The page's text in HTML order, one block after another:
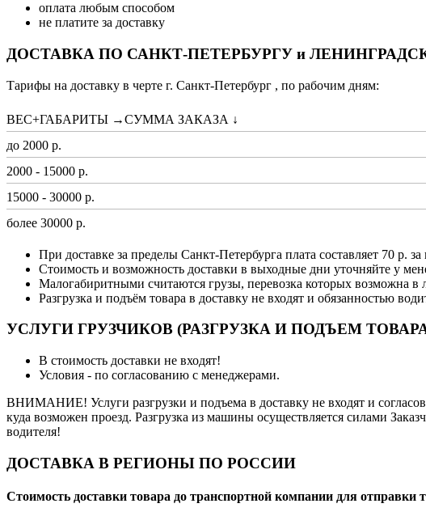
оплата любым способом
не платите за доставку
ДОСТАВКА ПО САНКТ-ПЕТЕРБУРГУ и
Тарифы на доставку в черте г. Санкт-Петербург , по рабочим дням:
ВЕС+ГАБАРИТЫ →СУММА ЗАКАЗА ↓
до 2000 р.
2000 - 15000 р.
15000 - 30000 р.
более 30000 р.
При доставке за пределы Санкт-Петербурга плата составляет 70 р.
Стоимость и возможность доставки в выходные дни уточняйте у
Малогабиритными считаются грузы, перевозка которых возможна
Разгрузка и подъём товара в доставку не входят и обязанностью
УСЛУГИ ГРУЗЧИКОВ (РАЗГРУЗКА И ПОДЪЕМ
В стоимость доставки не входят!
Условия - по согласованию с менеджерами.
ВНИМАНИЕ! Услуги разгрузки и подъема в доставку не входят и
куда возможен проезд. Разгрузка из машины осуществляется силами
водителя!
ДОСТАВКА В РЕГИОНЫ ПО РОССИИ
Стоимость доставки товара до транспортной компании для отправки